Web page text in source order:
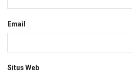
Email
Situs Web